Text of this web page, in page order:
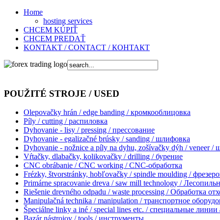
Home
hosting services
CHCEM KÚPIŤ
CHCEM PREDAŤ
KONTAKT / CONTACT / КОНТАКТ
POUŽITÉ STROJE / USED
Olepovačky hrán / edge banding / кромкооблицовкa
Píly / cutting / распиловка
Dyhovanie - lisy / pressing / прессование
Dyhovanie - egalizačné brúsky / sanding / шлифовка
Dyhovanie - nožnice a píly na dyhu, zošívačky dýh / veneer /
Vŕtačky, dlabačky, kolikovačky / drilling / бурение
CNC obrábanie / CNC working / CNC-обработка
Frézky, štvorstránky, hobľovačky / spindle moulding /
Primárne spracovanie dreva / saw mill technology /
Riešenie drevného odpadu / waste processing / Обработка
Manipulačná technika / manipulation / транспортное
Špeciálne linky a iné / special lines etc. / специальные линии